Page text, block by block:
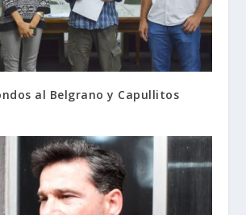
al Belgrano y Capullitos